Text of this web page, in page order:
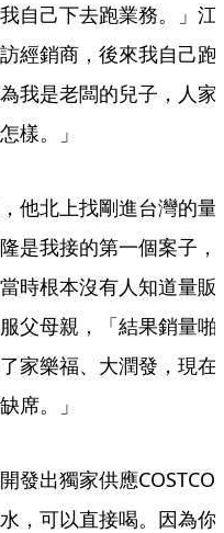
自己下去跑業務。」江
經銷商，後來我自己跑
我是老闆的兒子，人家
樣。」
他北上找剛進台灣的量
是我接的第一個案子，
時根本沒有人知道量販
父母親，「結果銷量啪
家樂福、大潤發，現在
席。」
發出獨家供應COSTCO
，可以直接喝。因為你